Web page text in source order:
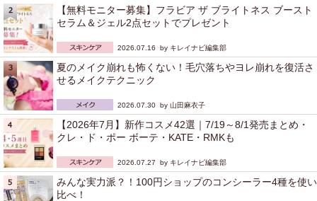
【無料モニター募集】フラビア ザ ブライトネス ブースト
セラム＆ジェル2点セットでプレゼント
2026.07.16 by キレイナビ編集部
夏のメイク崩れも怖くない！毛穴落ちやヨレ崩れを復活さ
せるメイクテクニック
2026.07.30 by 山田麻衣子
【2026年7月】新作コスメ42選｜7/19～8/1発売まとめ・
クレ・ド・ポー ボーテ・KATE・RMKも
2026.07.27 by キレイナビ編集部
みんな実力派？！100円ショップのコンシーラー4種を使い
比べ！